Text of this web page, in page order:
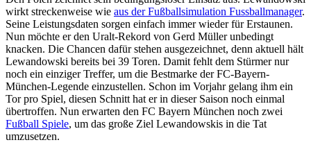
wirkt streckenweise wie aus der Fußballsimulation Fussballmanager.
Seine Leistungsdaten sorgen einfach immer wieder für Erstaunen.
Nun möchte er den Uralt-Rekord von Gerd Müller unbedingt
knacken. Die Chancen dafür stehen ausgezeichnet, denn aktuell hält
Lewandowski bereits bei 39 Toren. Damit fehlt dem Stürmer nur
noch ein einziger Treffer, um die Bestmarke der FC-Bayern-
München-Legende einzustellen. Schon im Vorjahr gelang ihm ein
Tor pro Spiel, diesen Schnitt hat er in dieser Saison noch einmal
übertroffen. Nun erwarten den FC Bayern München noch zwei
Fußball Spiele, um das große Ziel Lewandowskis in die Tat
umzusetzen.